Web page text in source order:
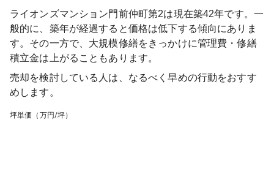
ライオンズマンション門前仲町第2は現在築42年です。一
般的に、築年が経過すると価格は低下する傾向にありま
す。その一方で、大規模修繕をきっかけに管理費・修繕
積立金は上がることもあります。
売却を検討している人は、なるべく早めの行動をおすす
めします。
坪単価（万円/坪）